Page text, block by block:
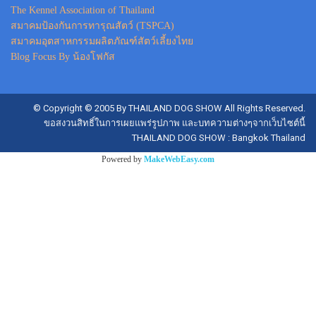
The Kennel Association of Thailand
สมาคมป้องกันการทารุณสัตว์ (TSPCA)
สมาคมอุตสาหกรรมผลิตภัณฑ์สัตว์เลี้ยงไทย
Blog Focus By น้องโฟกัส
© Copyright © 2005 By THAILAND DOG SHOW All Rights Reserved.
ขอสงวนสิทธิ์ในการเผยแพร่รูปภาพ และบทความต่างๆจากเว็บไซต์นี้
THAILAND DOG SHOW : Bangkok Thailand
Powered by MakeWebEasy.com